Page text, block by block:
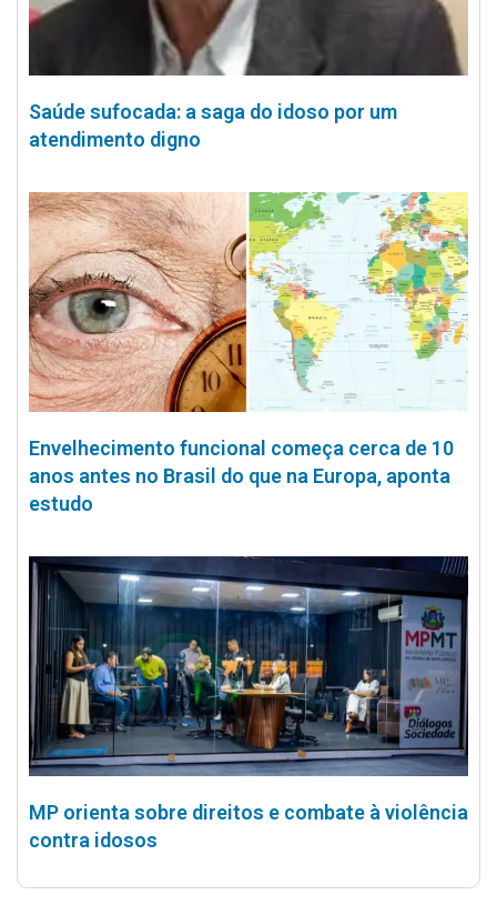
Saúde sufocada: a saga do idoso por um
atendimento digno
Envelhecimento funcional começa cerca de 10
anos antes no Brasil do que na Europa, aponta
estudo
MP orienta sobre direitos e combate à violência
contra idosos